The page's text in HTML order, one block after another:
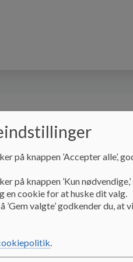
os på sociale medier
Kontakt
på knappen ’Accepter alle’,
på knappen ’Kun
en cookie for at huske dit valg.
’Gem valgte’ godkender du,
.